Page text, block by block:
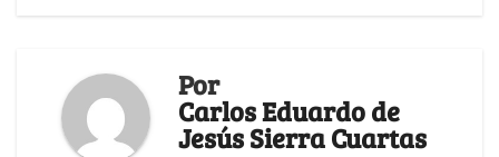
Por
Carlos Eduardo de
Jesús Sierra Cuartas